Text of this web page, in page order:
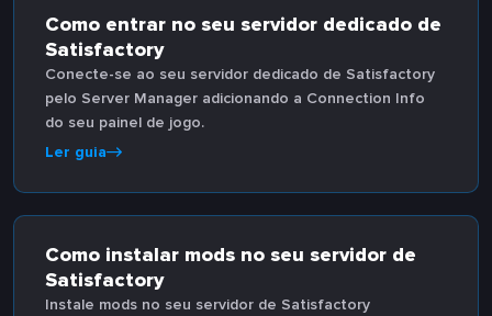
Como entrar no seu servidor dedicado de
Satisfactory
Conecte-se ao seu servidor dedicado de Satisfactory
pelo Server Manager adicionando a Connection Info
do seu painel de jogo.
Ler guia
Como instalar mods no seu servidor de
Satisfactory
Instale mods no seu servidor de Satisfactory